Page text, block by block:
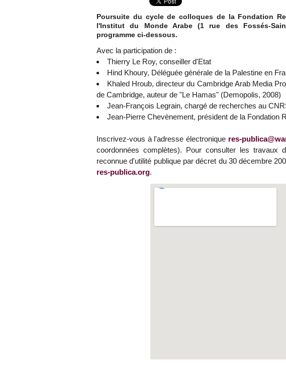
Poursuite du cycle de colloques de la Fondation
l'Institut du Monde Arabe (1 rue des Fossés-
programme ci-dessous.
Avec la participation de :
Thierry Le Roy, conseiller d'Etat
Hind Khoury, Déléguée générale de la Palestine en
Khaled Hroub, directeur du Cambridge Arab Media
de Cambridge, auteur de "Le Hamas" (Demopolis, 2008)
Jean-François Legrain, chargé de recherches au
Jean-Pierre Chevènement, président de la Fondation
Inscrivez-vous à l'adresse électronique res-
coordonnées complètes). Pour consulter les travaux
reconnue d'utilité publique par décret du 30 décembre
res-publica.org.